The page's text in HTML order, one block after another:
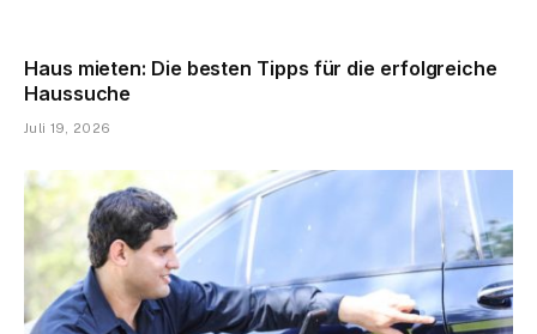
Haus mieten: Die besten Tipps für die erfolgreiche
Haussuche
Juli 19, 2026